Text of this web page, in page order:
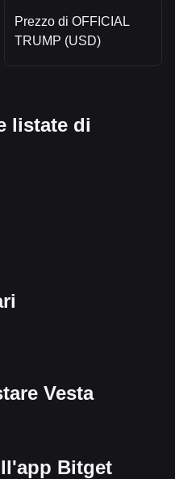
Prezzo di OFFICIAL
TRUMP (USD)
listate di
Vesta
Bitget